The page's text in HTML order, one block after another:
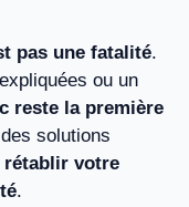
pas une fatalité.
ou un
reste la première
solutions
rétablir votre
.